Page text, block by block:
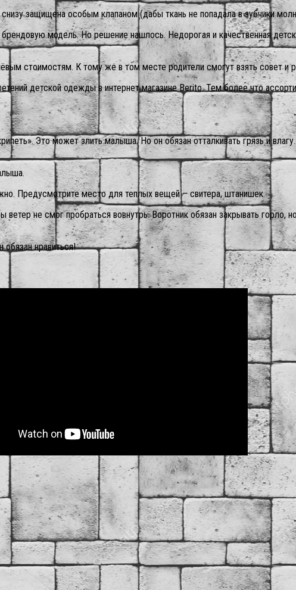
защищена особым клапаном (дабы ткань не попадала в зубчики
модель. Но решение нашлось. Недорогая и качественная
стоимостям. К тому же в том месте родители смогут взять совет и
детской одежды в интернет магазине Berito. Тем более что
Это может злить малыша. Но он обязан отталкивать грязь и
Предусмотрите место для теплых вещей – свитера, штанишек.
не смог пробраться вовнутрь. Воротник обязан закрывать горло,
нравиться!